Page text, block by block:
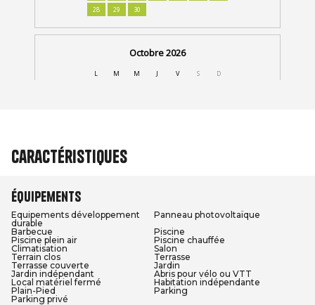
Caractéristiques
Équipements
Equipements développement
durable
Panneau photovoltaïque
Barbecue
Piscine
Piscine plein air
Piscine chauffée
Climatisation
Salon
Terrain clos
Terrasse
Terrasse couverte
Jardin
Jardin indépendant
Abris pour vélo ou VTT
Local matériel fermé
Habitation indépendante
Plain-Pied
Parking
Parking privé